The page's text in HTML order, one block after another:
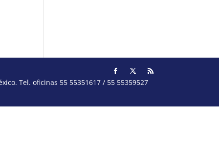
Tel. oficinas 55 55351617 / 55 55359527